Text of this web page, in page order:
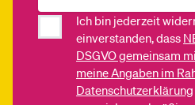
Ich bin jederzeit
einverstanden, dass
DSGVO gemeinsam
meine Angaben im
Datenschutzerklärung